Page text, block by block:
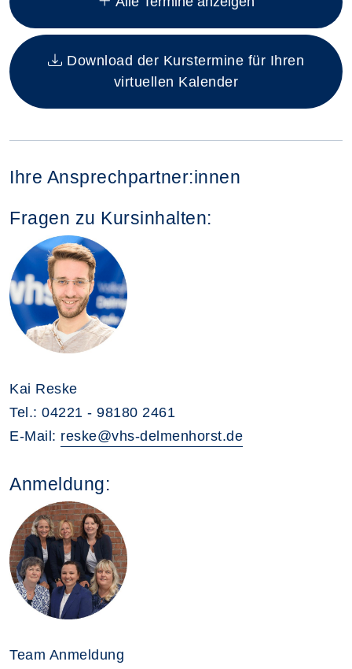
Download der Kurstermine für Ihren
virtuellen Kalender
Ihre Ansprechpartner:innen
Fragen zu Kursinhalten:
Kai Reske
Tel.: 04221 - 98180 2461
E-Mail: reske@vhs-delmenhorst.de
Anmeldung:
Team Anmeldung